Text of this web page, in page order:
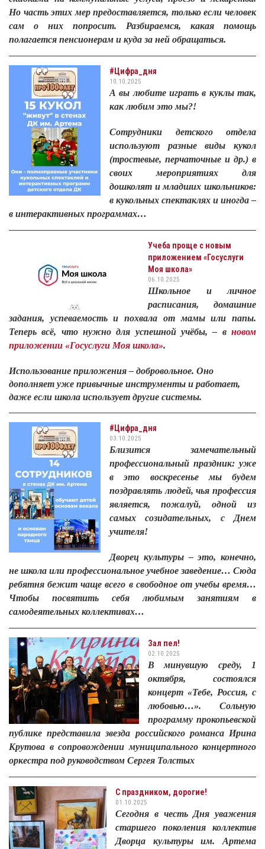
Но часть этих мер предоставляется, только если человек
сам о них попросит. Разбираемся, какая помощь
полагается пенсионерам и куда за ней обращаться.
#Цифра_дня
10.10.2025
А вы любите играть в куклы так,
как любим это мы?!
Сотрудники детского отдела
используют разные виды кукол
(тростевые, перчаточные и др.) в
своих мероприятиях для
дошколят и младших школьников:
в кукольных спектаклях и иногда –
в интерактивных программах…
Учеба проще с новым
приложением «Госуслуги
Моя школа»
06.10.2025
Школьное и личное
расписания, домашние
задания, успеваемость и похвала от мамы или папы.
Теперь всё, что нужно для успешной учёбы, – в новом
приложении «Госуслуги Моя школа».
Использование приложения – добровольное. Оно
дополняет уже привычные инструменты и работает,
даже если школа использует другие системы.
#Цифра_дня
03.10.2025
Близится замечательный
профессиональный праздник: уже
в это воскресенье мы будем
поздравлять людей, чья профессия
является, пожалуй, одной из
самых созидательных, с Днем
учителя!
Дворец культуры – это, конечно,
не школа или профессиональное учебное заведение… Сюда
ребятня бежит чаще всего в свободное от учебы время…
Чтобы посвятить себя любимым занятиям в
самодеятельных коллективах…
Зал пел!
02.10.2025
В минувшую среду, 1
октября, состоялся
концерт «Тебе, Россия, с
любовью…». Сольную
программу прокопьевской
публике представила звезда российского романса Ирина
Крутова в сопровождении муниципального концертного
оркестра под руководством Сергея Толстых
С праздником, дорогие!
01.10.2025
Сегодня в честь Дня уважения
старшего поколения коллектив
Дворца культуры им. Артема